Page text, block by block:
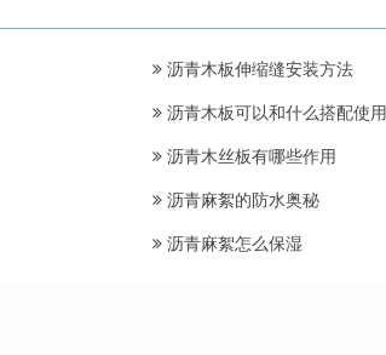
沥青木板伸缩缝安装方法
沥青木板可以和什么搭配使用
沥青木丝板有哪些作用
沥青麻絮的防水奥秘
沥青麻絮怎么保湿